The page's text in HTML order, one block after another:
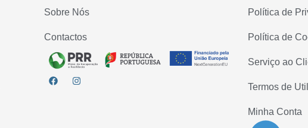
Sobre Nós
Contactos
Política de
Política de
Serviço ao
Termos de
Minha Conta